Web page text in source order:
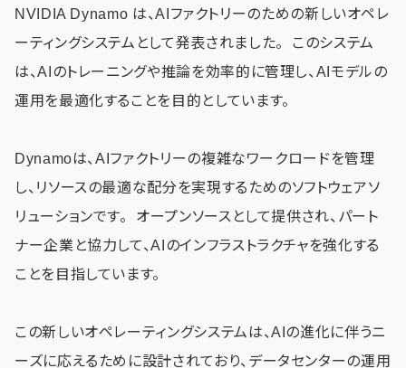
NVIDIA Dynamo は、AIファクトリーのための新しいオペレ
ーティングシステムとして発表されました。 このシステム
は、AIのトレーニングや推論を効率的に管理し、AIモデルの
運用を最適化することを目的としています。
Dynamoは、AIファクトリーの複雑なワークロードを管理
し、リソースの最適な配分を実現するためのソフトウェアソ
リューションです。 オープンソースとして提供され、パート
ナー企業と協力して、AIのインフラストラクチャを強化する
ことを目指しています。
この新しいオペレーティングシステムは、AIの進化に伴うニ
ーズに応えるために設計されており、データセンターの運用